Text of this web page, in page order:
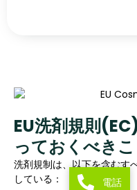
EU洗剤規則
っておくべきこ
洗剤規制は、以下を含むす
している：
電話